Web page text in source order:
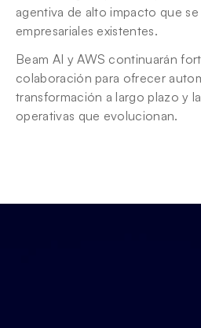
agentiva de alto impacto que se
empresariales existentes.
Beam AI y AWS continuarán
colaboración para ofrecer
transformación a largo plazo y
operativas que evolucionan.